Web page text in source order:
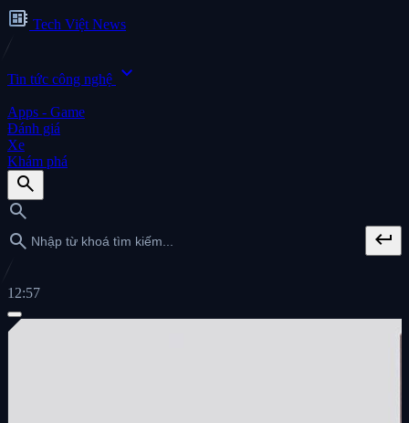
developer_board Tech Việt News
Tin tức công nghệ expand_more
Apps - Game
Đánh giá
Xe
Khám phá
search
search
search
keyboard_return
12:57